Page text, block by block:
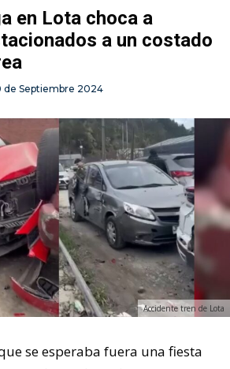
en Lota choca a
a un costado
de Septiembre 2024
Accidente tren de Lota
se esperaba fuera una fiesta